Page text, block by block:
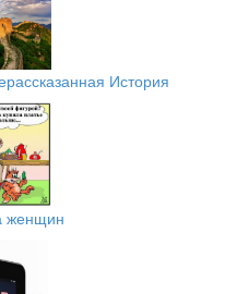
История
женщин